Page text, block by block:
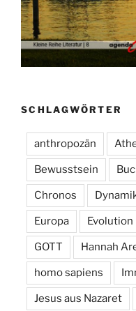
SCHLAGWÖRTER
anthropozän
Bewusstsein
Chronos
Europa Evolution
GOTT Hannah
homo sapiens
Jesus aus Nazaret